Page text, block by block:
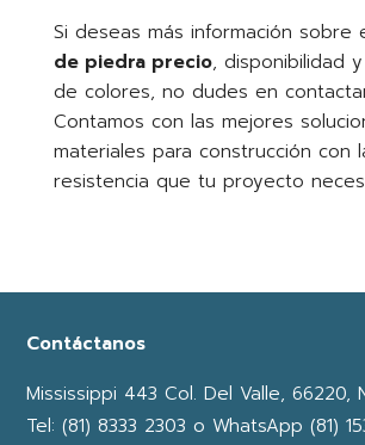
Si deseas más información sobre
de piedra precio, disponibilidad
de colores, no dudes en
Contamos con las mejores
materiales para construcción con
resistencia que tu proyecto
Contáctanos
Mississippi 443 Col. Del Valle, 66220,
Tel: (81) 8333 2303 o WhatsApp (81)